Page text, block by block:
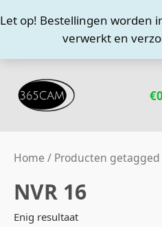
Let op! Bestellingen worden
verwerkt en
naar
inhoud
€
Home / Producten getagged
NVR 16
Enig resultaat